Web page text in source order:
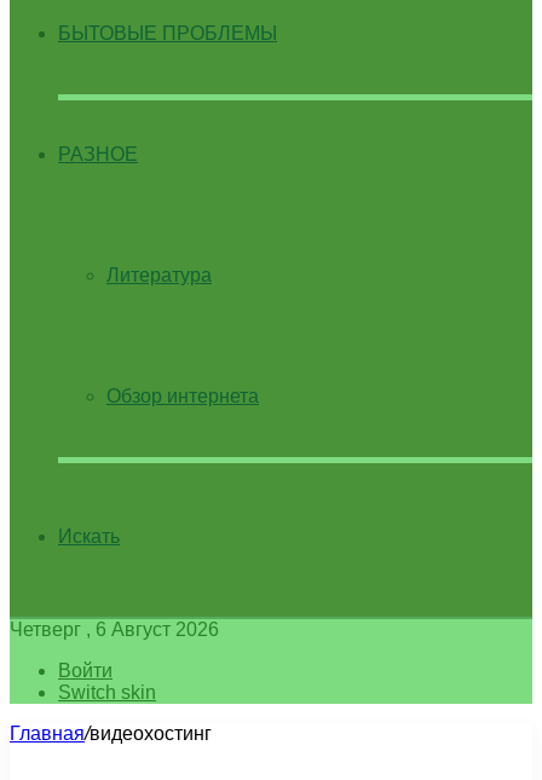
БЫТОВЫЕ ПРОБЛЕМЫ
РАЗНОЕ
Литература
Обзор интернета
Искать
Четверг , 6 Август 2026
Войти
Switch skin
Главная/видеохостинг